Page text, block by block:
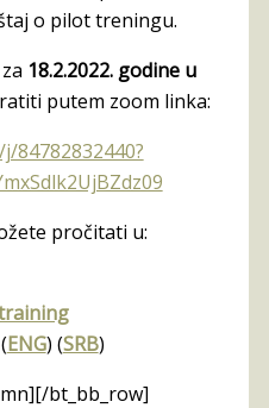
o pilot treningu.
18.2.2022. godine u
putem zoom linka:
84782832440?
pročitati u:
ENG) (SRB)
bt_bb_row]